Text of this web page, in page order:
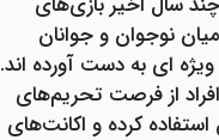
نوجوان و جوانان
ای به دست آورده اند.
از فرصت تحریم‌های
استفاده کرده و اکانت‌های